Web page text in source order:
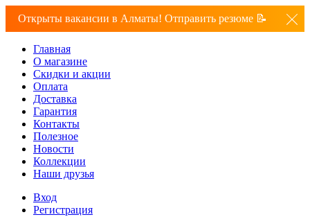
Открыты вакансии в Алматы! Отправить резюме 📝
Главная
О магазине
Скидки и акции
Оплата
Доставка
Гарантия
Контакты
Полезное
Новости
Коллекции
Наши друзья
Вход
Регистрация